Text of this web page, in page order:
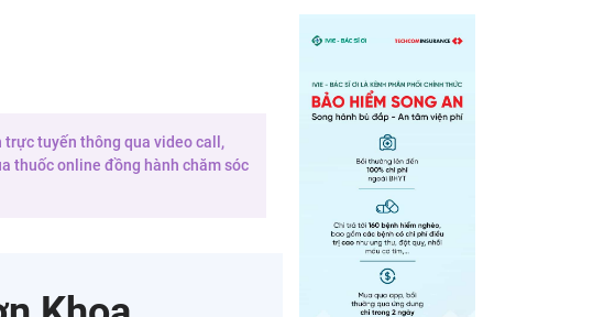
trực tuyến thông qua video call,
thuốc online đồng hành chăm sóc